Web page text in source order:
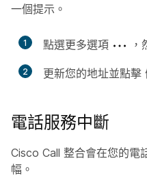
一個提示。
1 點選更多選項 ，
2 更新您的地址並點擊
電話服務中斷
Cisco Call 整合會在您的電
幅。